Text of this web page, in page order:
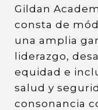
Gildan
consta de
una amplia
liderazgo,
equidad e
salud y
consonancia